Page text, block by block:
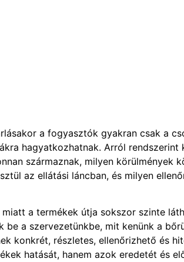
a fogyasztók gyakran csak a
hagyatkozhatnak. Arról rendszerint
származnak, milyen körülmények
az ellátási láncban, és milyen
a termékek útja sokszor szinte
a szervezetünkbe, mit kenünk a
konkrét, részletes, ellenőrizhető és
hatását, hanem azok eredetét és